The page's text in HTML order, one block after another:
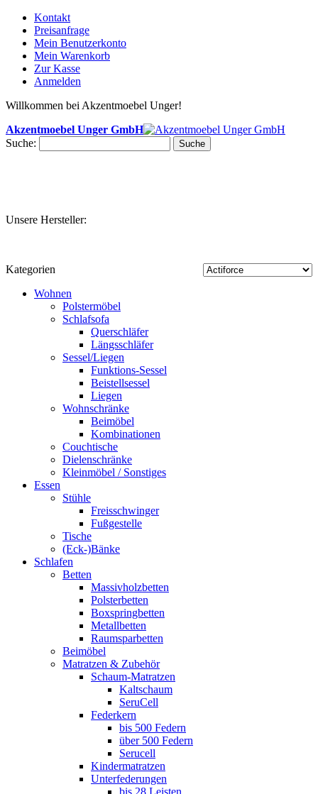
Kontakt
Preisanfrage
Mein Benutzerkonto
Mein Warenkorb
Zur Kasse
Anmelden
Willkommen bei Akzentmoebel Unger!
Akzentmoebel Unger GmbH
Suche:
Suche
Unsere Hersteller:
Kategorien
Wohnen
Polstermöbel
Schlafsofa
Querschläfer
Längsschläfer
Sessel/Liegen
Funktions-Sessel
Beistellsessel
Liegen
Wohnschränke
Beimöbel
Kombinationen
Couchtische
Dielenschränke
Kleinmöbel / Sonstiges
Essen
Stühle
Freisschwinger
Fußgestelle
Tische
(Eck-)Bänke
Schlafen
Betten
Massivholzbetten
Polsterbetten
Boxspringbetten
Metallbetten
Raumsparbetten
Beimöbel
Matratzen & Zubehör
Schaum-Matratzen
Kaltschaum
SeruCell
Federkern
bis 500 Federn
über 500 Federn
Serucell
Kindermatratzen
Unterfederungen
bis 28 Leisten